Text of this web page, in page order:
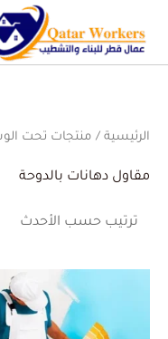
الرئيسية / منتجات تحت
مقاول دهانات بالدوحة